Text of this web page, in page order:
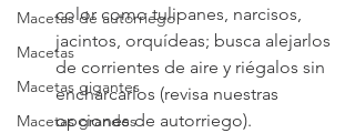
Macetas de autorriego
Macetas
Macetas gigantes
Macetas grandes
color como tulipanes, narcisos,
jacintos, orquídeas; busca alejarlos
de corrientes de aire y riégalos sin
encharcarlos (revisa nuestras
opciones de autorriego).